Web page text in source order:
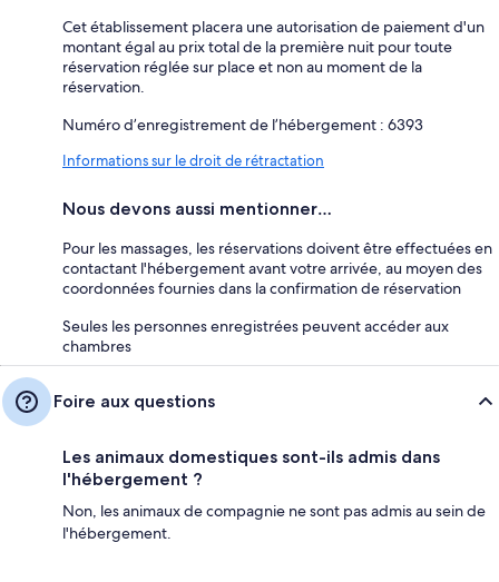
Cet établissement placera une autorisation de paiement d'un
montant égal au prix total de la première nuit pour toute
réservation réglée sur place et non au moment de la
réservation.
Numéro d’enregistrement de l’hébergement : 6393
Informations sur le droit de rétractation
Nous devons aussi mentionner…
Pour les massages, les réservations doivent être effectuées en
contactant l'hébergement avant votre arrivée, au moyen des
coordonnées fournies dans la confirmation de réservation
Seules les personnes enregistrées peuvent accéder aux
chambres
Foire aux questions
Les animaux domestiques sont-ils admis dans
l'hébergement ?
Non, les animaux de compagnie ne sont pas admis au sein de
l'hébergement.